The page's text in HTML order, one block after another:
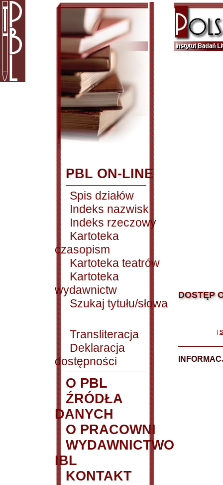
PBL ON-LINE
Spis działów
Indeks nazwisk
Indeks rzeczowy
Kartoteka
czasopism
Kartoteka teatrów
Kartoteka
wydawnictw
Szukaj tytułu/słowa
Transliteracja
Deklaracja
dostępności
O PBL
ŹRÓDŁA
DANYCH
O PRACOWNI
WYDAWNICTWO
IBL
KONTAKT
DOSTĘP
|